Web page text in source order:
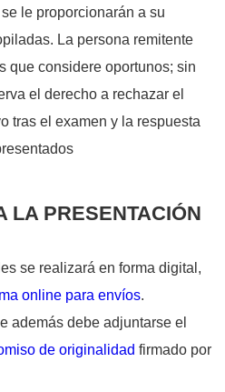
le proporcionarán a su
La persona remitente
que considere oportunos; sin
el derecho a rechazar el
tras el examen y la respuesta
LA PRESENTACIÓN
se realizará en forma digital,
online para envíos.
además debe adjuntarse el
de originalidad firmado por